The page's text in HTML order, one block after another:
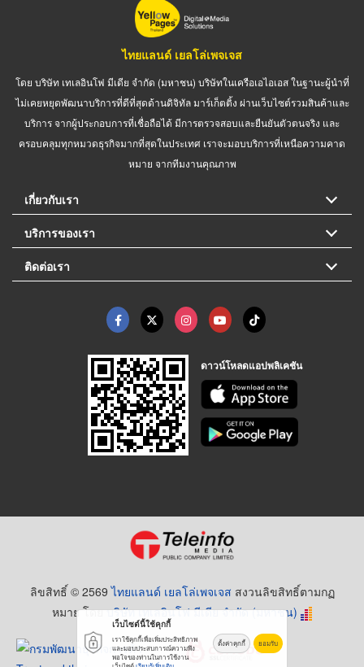
ไทยแลนด์ เยลโล่เพจเจส
โดย บริษัท เทเลอินโฟ มีเดีย จำกัด (มหาชน) บริษัทในเครือเอไอเอส ในฐานะผู้นำที่
ไม่เคยหยุดพัฒนาบริการที่ดีที่สุดด้านดิจิทัล มาร์เก็ตติ้ง ผ่านเว็บไซต์รวมสินค้าและ
บริการ จากผู้ประกอบการที่เชื่อถือได้ มีการตรวจสอบและยืนยันตัวตนจริง และ
ครอบคลุมทุกหมวดธุรกิจมากที่สุดในประเทศ เราจะมอบบริการที่เหนือความคาด
หมาย จากทีมงานคุณภาพ
เกี่ยวกับเรา
บริการของเรา
ติดต่อเรา
ดาวน์โหลดแอปพลิเคชัน
ลิขสิทธิ์ © 2569ไทยแลนด์ เยลโล่เพจเจส สงวนลิขสิทธิ์ตามกฏ
หมาย โดยบริษัท เทเลอินโฟ มีเดีย จำกัด (มหาชน)
เว็บไซต์นี้ใช้คุกกี้
เราใช้คุกกี้เพื่อเพิ่มประสิทธิภาพ
และมอบประสบการณ์ความพึง
พอใจของท่านในการใช้งาน
ตั้งค่าคุกกี้ ยอมรับ